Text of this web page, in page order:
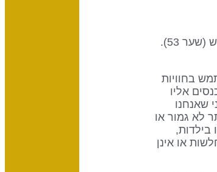
שער זה הוא חלק מערוץ ההבשלה, עיצוב של התפתחות מאוזנת, המחבר את מרכז הסקרל (שער 42) עם מרכז השורש (שער 53).
בחוויות
אליו
שאנחנו
לא גמור או
בילדות,
או אינן